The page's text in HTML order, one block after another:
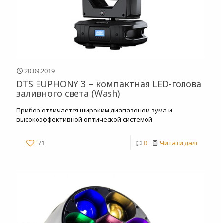
20.09.2019
DTS EUPHONY 3 – компактная LED-голова
заливного света (Wash)
Прибор отличается широким диапазоном зума и
высокоэффективной оптической системой
71 0 Читати далі